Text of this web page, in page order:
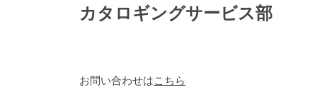
カタロギングサービス部
お問い合わせはこちら